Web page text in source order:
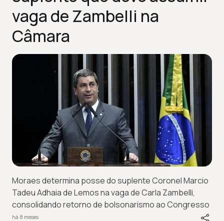
vaga de Zambelli na
Câmara
Moraes determina posse do suplente Coronel Marcio
Tadeu Adhaia de Lemos na vaga de Carla Zambelli,
consolidando retorno de bolsonarismo ao Congresso
há 8 meses